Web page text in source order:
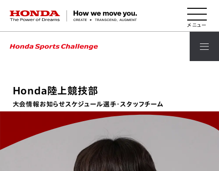
HONDA The Power of Dreams
Honda陸上競技部
大会情報お知らせスケジュール選手・スタッフチーム